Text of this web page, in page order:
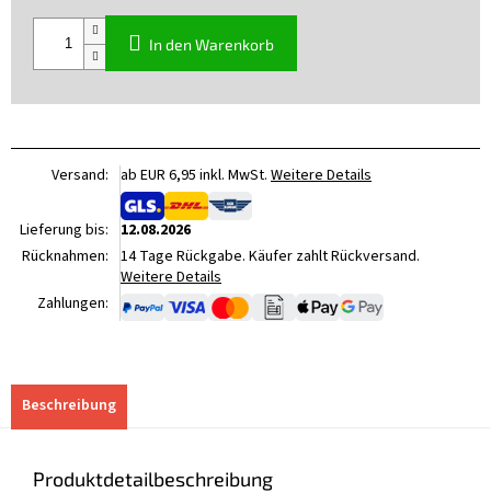
In den Warenkorb
Versand: ab EUR 6,95 inkl. MwSt. Weitere Details
Lieferung bis:
12.08.2026
Rücknahmen: 14 Tage Rückgabe. Käufer zahlt Rückversand.
Weitere Details
Zahlungen:
Beschreibung
Produktdetailbeschreibung